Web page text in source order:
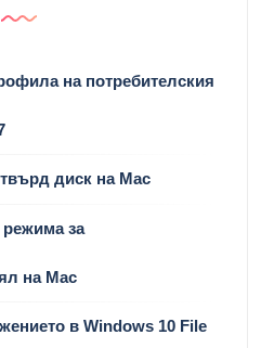
на потребителския
диск на Mac
режима за
на Mac
в Windows 10 File